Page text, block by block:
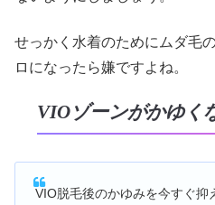
せっかく水着のためにムダ毛
ロになったら嫌ですよね。
VIOゾーンがかゆく
VIO脱毛後のかゆみを今すぐ抑